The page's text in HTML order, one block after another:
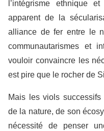
l’intégrisme ethnique
apparent de la
alliance de fer entre le
communautarismes et
vouloir convaincre les
est pire que le rocher de
Mais les viols
de la nature, de son
nécessité de penser